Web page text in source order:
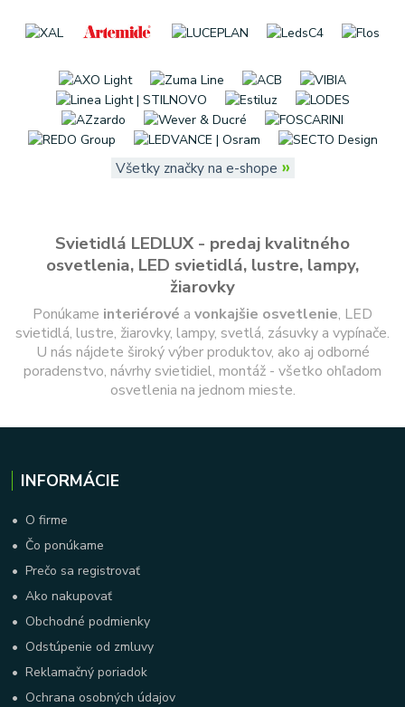
Všetky značky na e-shope »
Svietidlá LEDLUX - predaj kvalitného
osvetlenia, LED svietidlá, lustre, lampy,
žiarovky
Ponúkame interiérové a vonkajšie osvetlenie, LED
svietidlá, lustre, žiarovky, lampy, svetlá, zásuvky a vypínače.
U nás nájdete široký výber produktov, ako aj odborné
poradenstvo, návrhy svietidiel, montáž - všetko ohľadom
osvetlenia na jednom mieste.
INFORMÁCIE
• O firme
• Čo ponúkame
•Prečo sa registrovať
•Ako nakupovať
• Obchodné podmienky
• Odstúpenie od zmluvy
•Reklamačný poriadok
• Ochrana osobných údajov